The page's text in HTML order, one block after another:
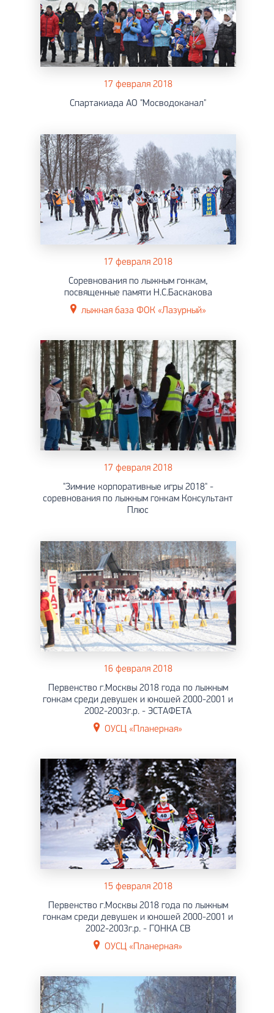
17 февраля 2018
Спартакиада АО "Мосводоканал"
17 февраля 2018
Соревнования по лыжным гонкам,
посвященные памяти Н.С.Баскакова
лыжная база ФОК «Лазурный»
17 февраля 2018
"Зимние корпоративные игры 2018" -
соревнования по лыжным гонкам Консультант
Плюс
16 февраля 2018
Первенство г.Москвы 2018 года по лыжным
гонкам среди девушек и юношей 2000-2001 и
2002-2003г.р. - ЭСТАФЕТА
ОУСЦ «Планерная»
15 февраля 2018
Первенство г.Москвы 2018 года по лыжным
гонкам среди девушек и юношей 2000-2001 и
2002-2003г.р. - ГОНКА СВ
ОУСЦ «Планерная»